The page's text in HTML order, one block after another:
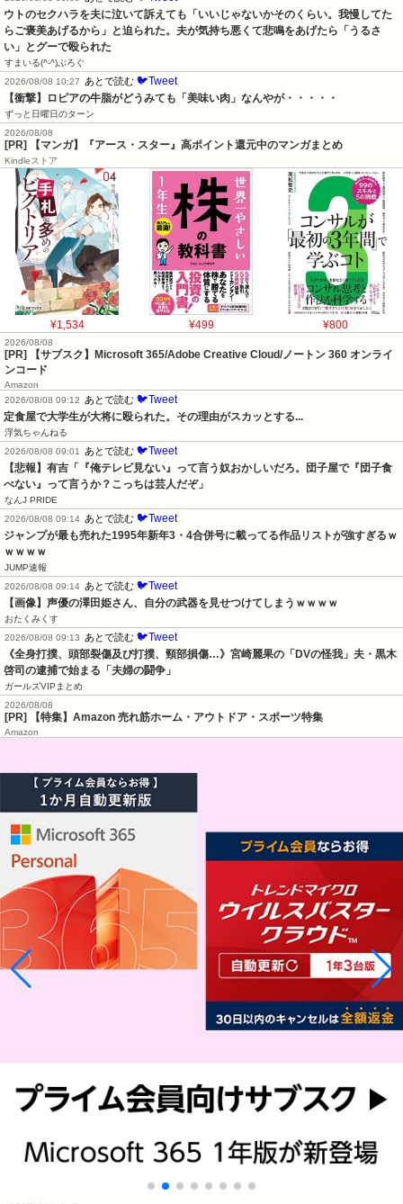
ウトのセクハラを夫に泣いて訴えても「いいじゃないかそのくらい。我慢してた
らご褒美あげるから」と迫られた。夫が気持ち悪くて悲鳴をあげたら「うるさ
い」とグーで殴られた
すまいる(^-^)ぶろぐ
2026/08/08 10:27
あとで読む 🐦Tweet
【衝撃】ロピアの牛脂がどうみても「美味い肉」なんやが・・・・・
ずっと日曜日のターン
2026/08/08
[PR] 【マンガ】『アース・スター』高ポイント還元中のマンガまとめ
Kindleストア
¥1,534 ¥499 ¥800
2026/08/08
[PR] 【サブスク】Microsoft 365/Adobe Creative Cloud/ノートン 360 オンライ
ンコード
Amazon
2026/08/08 09:12
あとで読む 🐦Tweet
定食屋で大学生が大将に殴られた。その理由がスカッとする...
浮気ちゃんねる
2026/08/08 09:01
あとで読む 🐦Tweet
【悲報】有吉「『俺テレビ見ない』って言う奴おかしいだろ。団子屋で『団子食
べない』って言うか？こっちは芸人だぞ」
なんJ PRIDE
2026/08/08 09:14 あとで読む 🐦Tweet
ジャンプが最も売れた1995年新年3・4合併号に載ってる作品リストが強すぎるｗ
ｗｗｗｗ
JUMP速報
2026/08/08 09:14 あとで読む 🐦Tweet
【画像】声優の澤田姫さん、自分の武器を見せつけてしまうｗｗｗｗ
おたくみくす
2026/08/08 09:13
あとで読む 🐦Tweet
《全身打撲、頭部裂傷及び打撲、頸部損傷…》宮崎麗果の「DVの怪我」夫・黒木
啓司の逮捕で始まる「夫婦の闘争」
ガールズVIPまとめ
2026/08/08
[PR] 【特集】Amazon 売れ筋ホーム・アウトドア・スポーツ特集
Amazon